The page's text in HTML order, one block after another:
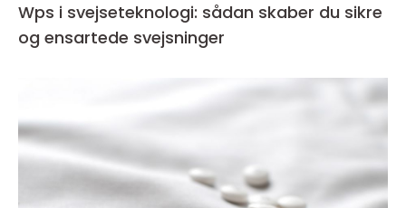
Wps i svejseteknologi: sådan skaber du sikre
og ensartede svejsninger